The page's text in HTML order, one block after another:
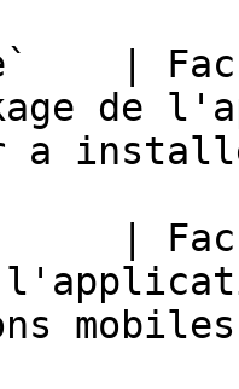
|
de
|